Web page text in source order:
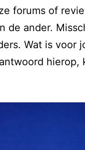
forums of
ander.
Wat is voor